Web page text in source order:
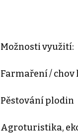
Možnosti využití:
Farmaření /
Pěstování plodin
Agroturistika,